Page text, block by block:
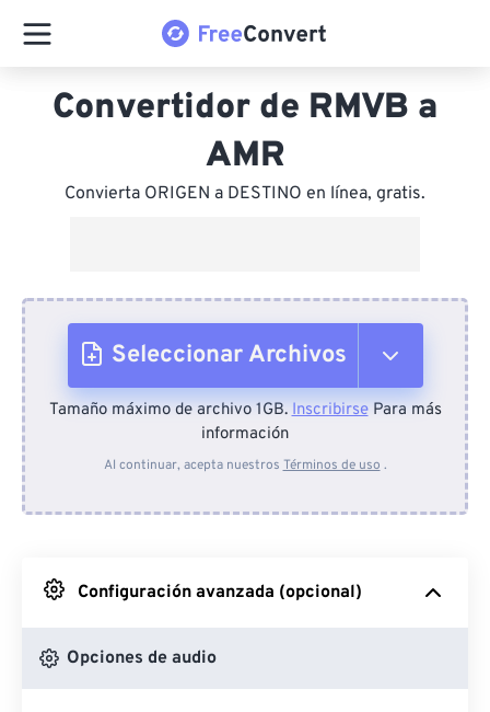
Convertidor de RMVB a
AMR
Convierta ORIGEN a DESTINO en línea, gratis.
Seleccionar Archivos
Desde el dispositivo
Desde Google Drive
Desde OneDrive
Tamaño máximo de archivo 1GB.InscribirsePara más
información
Al continuar, acepta nuestros Términos de uso .
Configuración avanzada (opcional)
Opciones de audio